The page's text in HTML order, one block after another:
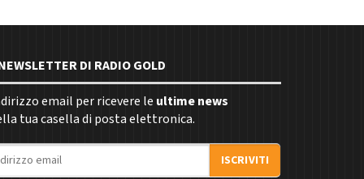
DI RADIO GOLD
email per ricevere le ultime news
tua casella di posta elettronica.
ISCRIVITI